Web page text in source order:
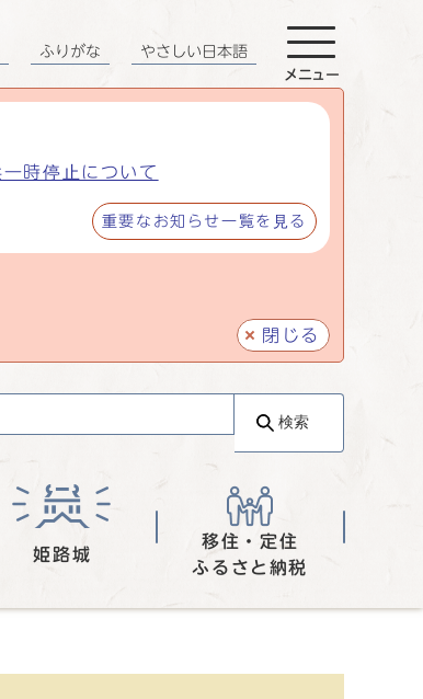
時停止について
重要なお知らせ一覧を見る
閉じる
ふりがな やさしい日本語
メニュー
検索
姫路城
移住・定住
ふるさと納税